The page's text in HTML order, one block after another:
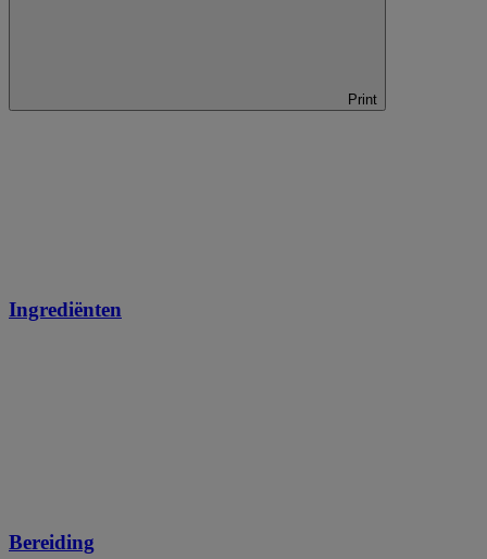
Print
Ingrediënten
Bereiding